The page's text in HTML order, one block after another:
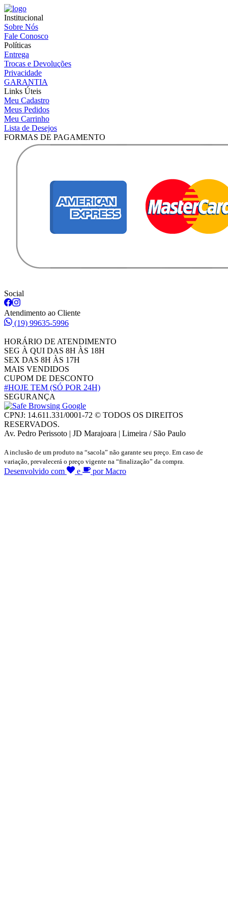
Institucional
Sobre Nós
Fale Conosco
Políticas
Entrega
Trocas e Devoluções
Privacidade
GARANTIA
Links Úteis
Meu Cadastro
Meus Pedidos
Meu Carrinho
Lista de Desejos
FORMAS DE PAGAMENTO
Social
Atendimento ao Cliente
(19) 99635-5996
HORÁRIO DE ATENDIMENTO
SEG À QUI DAS 8H ÀS 18H
SEX DAS 8H ÀS 17H
MAIS VENDIDOS
CUPOM DE DESCONTO
#HOJE TEM (SÓ POR 24H)
SEGURANÇA
CPNJ: 14.611.331/0001-72 © TODOS OS DIREITOS
RESERVADOS.
Av. Pedro Perissoto | JD Marajoara | Limeira / São Paulo
A inclusão de um produto na “sacola” não garante seu preço. Em caso de
variação, prevalecerá o preço vigente na “finalização” da compra.
Desenvolvido com e por Macro